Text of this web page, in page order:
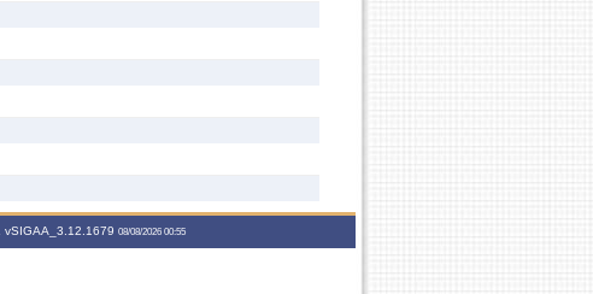
vSIGAA_3.12.1679 08/08/2026 00:55